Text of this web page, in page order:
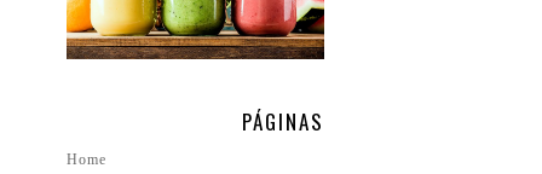
PÁGINAS
Home